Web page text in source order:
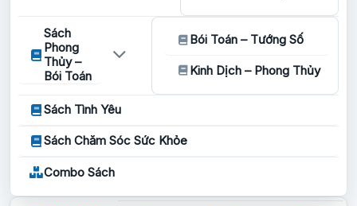
Sách
Phong
Thủy –
Bói Toán
Bói Toán – Tướng Số
Kinh Dịch – Phong Thủy
Sách Tình Yêu
Sách Chăm Sóc Sức Khỏe
Combo Sách